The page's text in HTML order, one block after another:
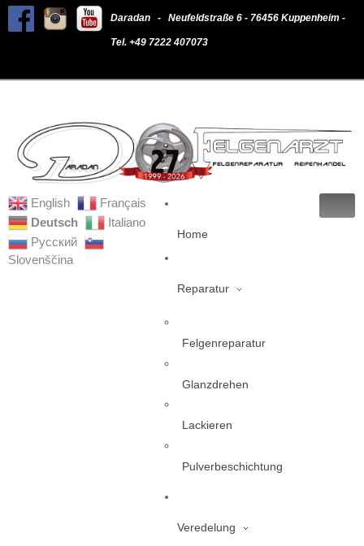
Daradan - Neufeldstraße 6 - 76456 Kuppenheim -
Tel. +49 7222 407073
Home
Reparatur
Felgenreparatur
Glanzdrehen
Lackieren
Pulverbeschichtung
Veredelung
English
Français
Deutsch
Italiano
Русский
Slovenščina